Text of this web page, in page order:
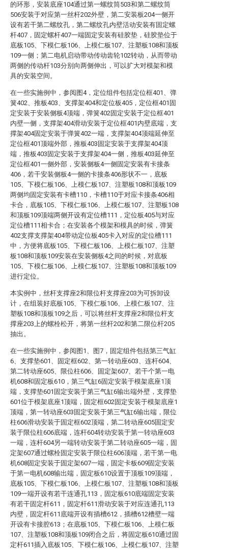
的环形，安装底座104通过第一螺纹筒503和第二螺纹筒
506安装于对应第一丝杆202外壁，第二安装板204一侧开
设有若干第二螺纹孔，第二螺纹孔内壁活动安装有固定螺
杆407，固定螺杆407一端固定安装有硅胶垫，硅胶垫位于
底板105、下模仁板106、上模仁板107、注塑板108和顶板
109一侧；第二电机启动带动传动齿轮102转动，从而带动
两侧的传动杆103分别向两侧伸出，可以扩大对模架和模
具的安装空间。
在一些实施例中，参阅图4，定位组件包括定位框401、弹
簧402、推板403、支撑架404和定位板405，定位框401固
定安装于安装侧板4顶端，弹簧402固定安装于定位框401
内壁一侧，支撑架404滑动安装于定位框401内壁底端，支
撑架404固定安装于弹簧402一端，支撑架404顶端延伸至
定位框401顶端外部，推板403固定安装于支撑架404顶
端，推板403固定安装于支撑架404一侧，推板403延伸至
定位框401一侧外部，安装侧板4一侧固定安装有卡接条
406，若干安装侧板4一侧的卡接条406形状不一，底板
105、下模仁板106、上模仁板107、注塑板108和顶板109
两侧均固定安装有卡槽110，卡槽110于对应卡接条406相
卡合，底板105、下模仁板106、上模仁板107、注塑板108
和顶板109顶端两侧开设有定位槽111，定位板405与对应
定位槽111相卡合；在安装各个模架和模具的时候，弹簧
402支撑支撑架404带动定位板405卡入对应的定位槽111
中，方便将底板105、下模仁板106、上模仁板107、注塑
板108和顶板109安装在安装侧板4之间的时候，对底板
105、下模仁板106、上模仁板107、注塑板108和顶板109
进行定位。
本实例中，丝杆支撑座2和限位杆支撑座203为可拆卸设
计，在组装好底板105、下模仁板106、上模仁板107、注
塑板108和顶板109之后，可以将丝杆支撑座2和限位杆支
撑座203上的螺栓松开，将第一丝杆202和第二限位杆205
抽出。
在一些实施例中，参阅图1、图7，固定组件包括第三气缸
6、支撑垫601、固定框602、第一转动座603、连杆604、
第二转动座605、限位柱606、固定架607、若干个第一电
机608和固定板610，第三气缸6固定安装于模架底座1顶
端，支撑垫601固定安装于第三气缸6输出端外壁，支撑垫
601位于模架底座1顶端，固定框602固定安装于模架底座1
顶端，第一转动座603固定安装于第三气缸6输出端，限位
柱606滑动安装于固定框602顶端，第二转动座605固定安
装于限位柱606底端，连杆604转动安装于第一转动座603
一端，连杆604另一端转动安装于第二转动座605一端，固
定架607通过螺栓固定安装于限位柱606顶端，若干第一电
机608固定安装于固定架607一端，固定卡板609固定安装
于第一电机608输出端，固定板610设置于顶板109顶端，
底板105、下模仁板106、上模仁板107、注塑板108和顶板
109一端开设有若干连通孔113，固定板610底端固定安装
有若干固定杆611，固定杆611滑动安装于对应连通孔113
内壁，固定杆611底端开设有插槽612，插槽612槽壁一端
开设有卡接腔613；在底板105、下模仁板106、上模仁板
107、注塑板108和顶板109闭合之后，将固定板610通过固
定杆611插入底板105、下模仁板106、上模仁板107、注塑